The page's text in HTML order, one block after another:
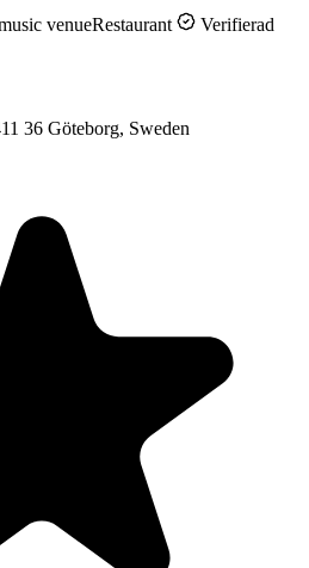
venueRestaurant Verifierad
36 Göteborg, Sweden